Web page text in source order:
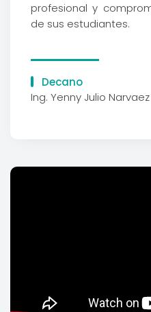
profesional y
de sus estudiantes.
Decano
Ing. Yenny Julio Narvaez